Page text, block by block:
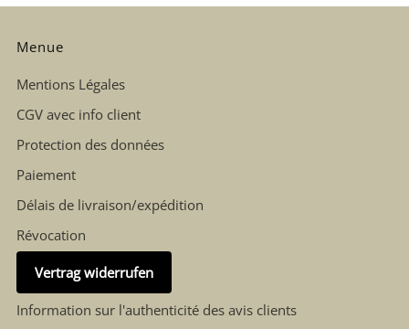
Menue
Mentions Légales
CGV avec info client
Protection des données
Paiement
Délais de livraison/expédition
Révocation
Vertrag widerrufen
Information sur l'authenticité des avis clients